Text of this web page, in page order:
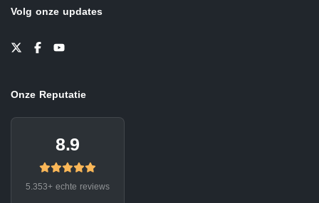
Volg onze updates
Onze Reputatie
8.9
5.353+ echte reviews